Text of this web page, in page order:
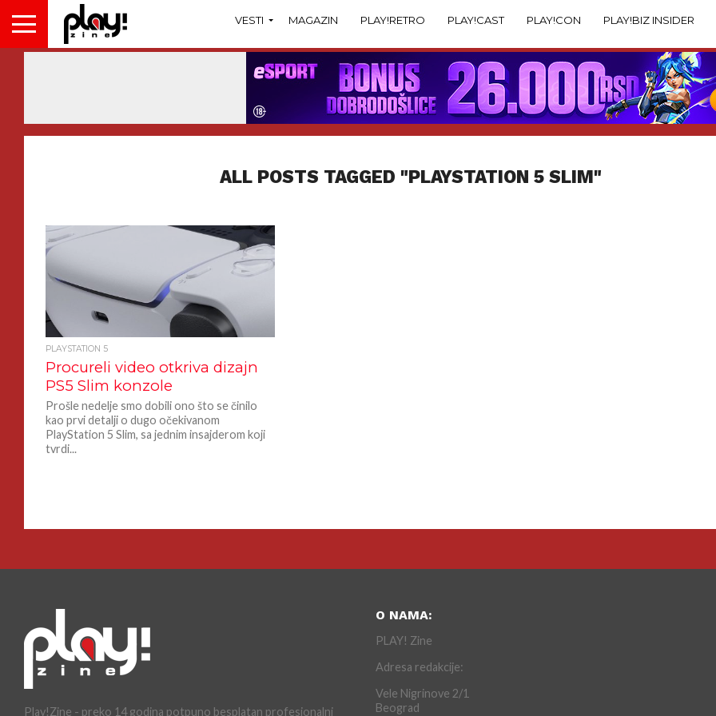
VESTI MAGAZIN PLAY!RETRO PLAY!CAST PLAY!CON PLAY!BIZ INSIDER
ALL POSTS TAGGED "PLAYSTATION 5 SLIM"
PLAYSTATION 5
Procureli video otkriva dizajn
PS5 Slim konzole
Prošle nedelje smo dobili ono što se činilo
kao prvi detalji o dugo očekivanom
PlayStation 5 Slim, sa jednim insajderom koji
tvrdi...
Play!Zine - preko 14 godina potpuno besplatan profesionalni
O NAMA:
PLAY! Zine
Adresa redakcije:
Vele Nigrinove 2/1
Beograd